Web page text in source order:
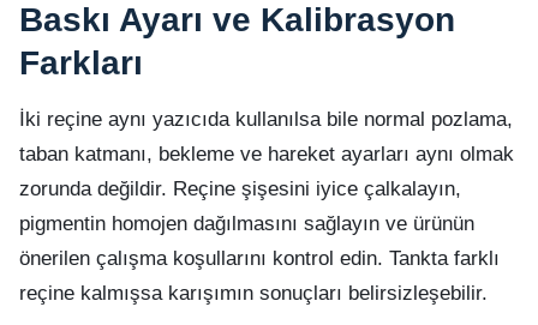
Baskı Ayarı ve Kalibrasyon
Farkları
İki reçine aynı yazıcıda kullanılsa bile normal pozlama,
taban katmanı, bekleme ve hareket ayarları aynı olmak
zorunda değildir. Reçine şişesini iyice çalkalayın,
pigmentin homojen dağılmasını sağlayın ve ürünün
önerilen çalışma koşullarını kontrol edin. Tankta farklı
reçine kalmışsa karışımın sonuçları belirsizleşebilir.